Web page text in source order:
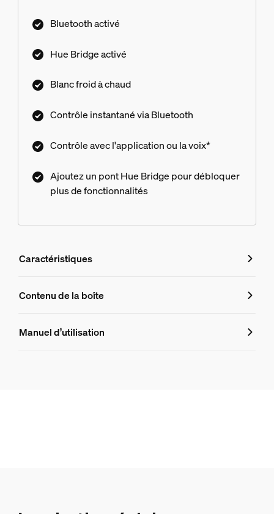
Bluetooth activé
Hue Bridge activé
Blanc froid à chaud
Contrôle instantané via Bluetooth
Contrôle avec l'application ou la voix*
Ajoutez un pont Hue Bridge pour débloquer
plus de fonctionnalités
Caractéristiques
Caractéristiques
8719514301481
Contenu de la boîte
Manuel d’utilisation